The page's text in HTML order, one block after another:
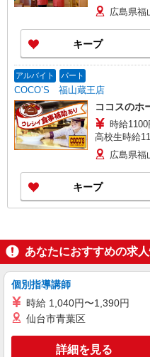
時間数×1.8％） ■土日・祝手当 土日・
50円
広島県福
キープ
アルバイト パート
COCO’S 福山蔵王店
ココスのホ
時給
高校生時給1100円 ■【土日祝加給
間当たり＋100円 ■特別手当 早朝
8:00）時給
広島県福
キープ
あなたにおすすめの求
個別指導講師
時給 1,040円〜1,390円
仙台市青葉区
詳細を見る